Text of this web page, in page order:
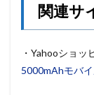
関連サ
・Yahooショッ
5000mAhモバ